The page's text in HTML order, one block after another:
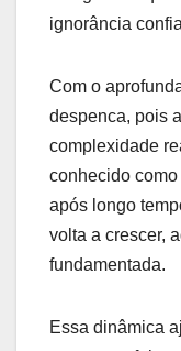
ignorância
Com o
despenca, pois
complexidade
conhecido como
após longo
volta a crescer,
fundamentada.
Essa dinâmica